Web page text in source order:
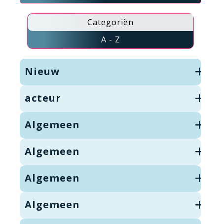
Categoriën
A - Z
Nieuw
acteur
Algemeen
Algemeen
Algemeen
Algemeen